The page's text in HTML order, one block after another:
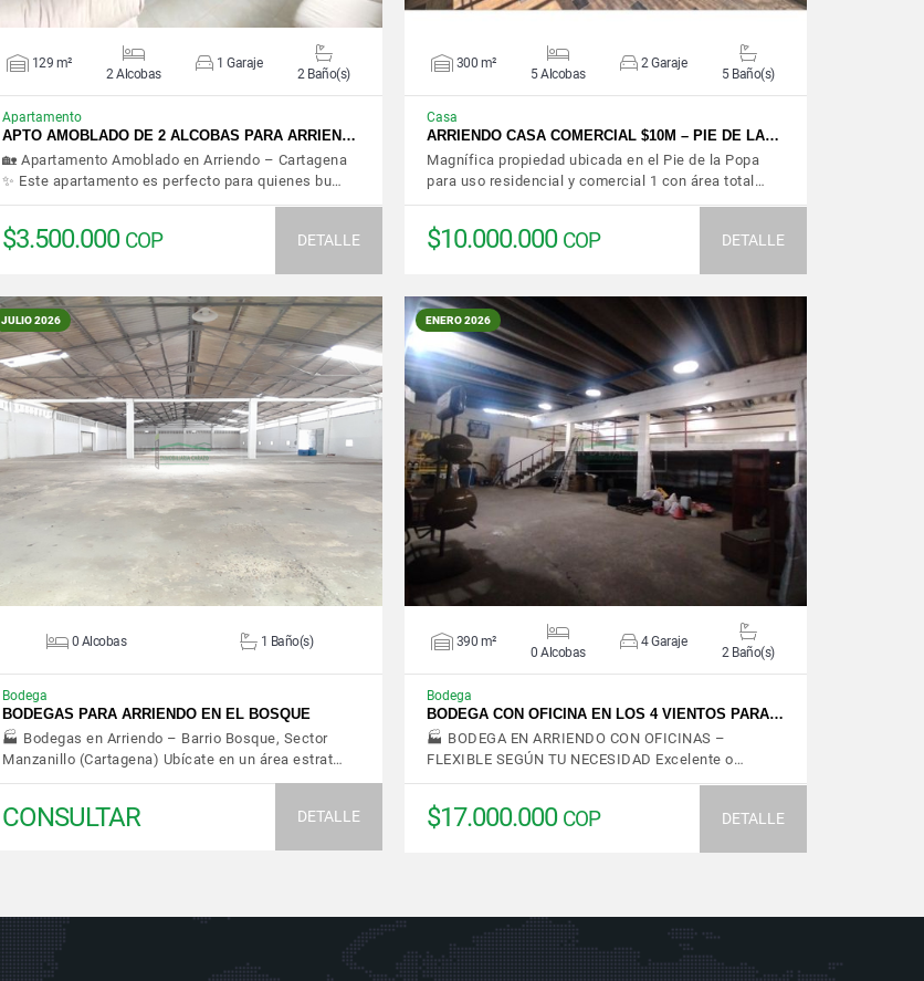
129 m²
2 Alcobas
1 Garaje
2 Baño(s)
Apartamento
APTO AMOBLADO DE 2 ALCOBAS PARA ARRIEN…
🏡 Apartamento Amoblado en Arriendo – Cartagena
✨ Este apartamento es perfecto para quienes bu…
$3.500.000 COP DETALLE
300 m²
5 Alcobas
2 Garaje
5 Baño(s)
Casa
ARRIENDO CASA COMERCIAL $10M – PIE DE LA…
Magnífica propiedad ubicada en el Pie de la Popa
para uso residencial y comercial 1 con área total…
$10.000.000 COP DETALLE
JULIO 2026
VER DETALLES
0 Alcobas 1 Baño(s)
Bodega
BODEGAS PARA ARRIENDO EN EL BOSQUE
🏭 Bodegas en Arriendo – Barrio Bosque, Sector
Manzanillo (Cartagena) Ubícate en un área estrat…
CONSULTAR DETALLE
ENERO 2026
VER DETALLES
390 m²
0 Alcobas
4 Garaje
2 Baño(s)
Bodega
BODEGA CON OFICINA EN LOS 4 VIENTOS PARA…
🏭 BODEGA EN ARRIENDO CON OFICINAS –
FLEXIBLE SEGÚN TU NECESIDAD Excelente o…
$17.000.000 COP DETALLE